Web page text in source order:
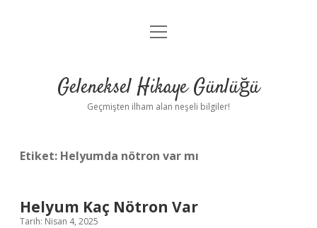
Anasayfa
Yasal Uyarı
menüyü
Geleneksel Hikaye Günlüğü
Geçmişten ilham alan neşeli bilgiler!
Etiket: Helyumda nötron var mı
Helyum Kaç Nötron Var
Tarih: Nisan 4, 2025